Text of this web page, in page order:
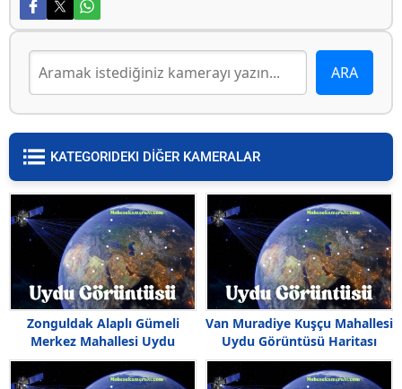
KATEGORIDEKI DİĞER KAMERALAR
Zonguldak Alaplı Gümeli
Merkez Mahallesi Uydu
Görüntüsü
Van Muradiye Kuşçu Mahallesi
Uydu Görüntüsü Haritası